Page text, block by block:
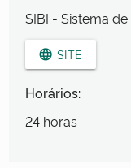
SIBI - Sistema
language SITE
Horários:
24 horas